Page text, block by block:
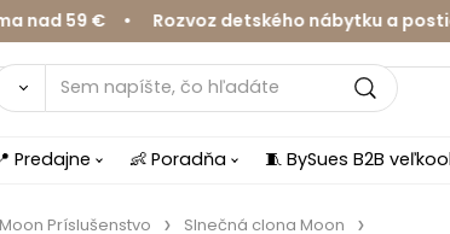
€ • Rozvoz detského nábytku a
Predajne 👶 Poradňa 🧵 BySues B2B
Moon Príslušenstvo Slnečná clona Moon